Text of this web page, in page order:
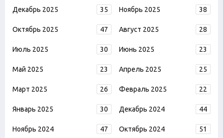
Декабрь 2025 35 Ноябрь 2025 38
Октябрь 2025 47 Август 2025 28
Июль 2025 30 Июнь 2025 23
Май 2025 23 Апрель 2025 25
Март 2025 26 Февраль 2025 22
Январь 2025 30 Декабрь 2024 44
Ноябрь 2024 47 Октябрь 2024 51